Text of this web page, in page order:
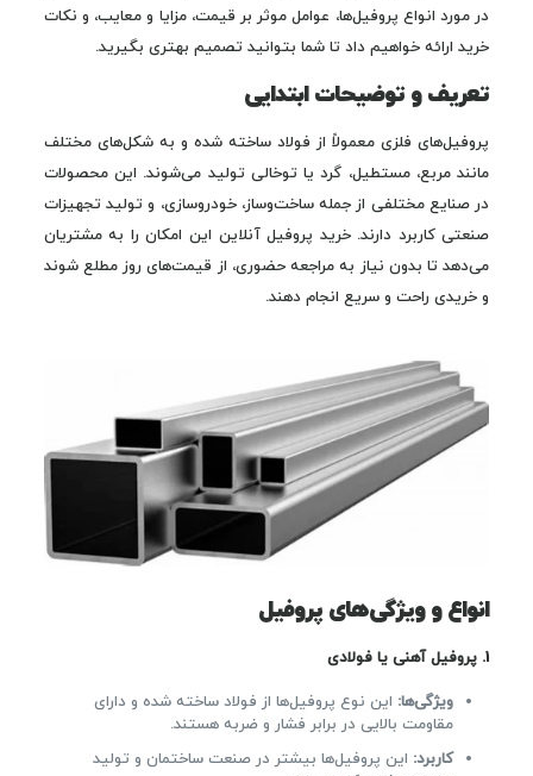
در مورد انواع پروفیل‌ها، عوامل موثر بر قیمت، مزایا و معایب، و نکات
خرید ارائه خواهیم داد تا شما بتوانید تصمیم بهتری بگیرید.
تعریف و توضیحات ابتدایی
پروفیل‌های فلزی معمولاً از فولاد ساخته شده و به شکل‌های مختلف
مانند مربع، مستطیل، گرد یا توخالی تولید می‌شوند. این محصولات
در صنایع مختلفی از جمله ساخت‌وساز، خودروسازی، و تولید تجهیزات
صنعتی کاربرد دارند. خرید پروفیل آنلاین این امکان را به مشتریان
می‌دهد تا بدون نیاز به مراجعه حضوری، از قیمت‌های روز مطلع شوند
و خریدی راحت و سریع انجام دهند.
انواع و ویژگی‌های پروفیل
1. پروفیل آهنی یا فولادی
ویژگی‌ها: این نوع پروفیل‌ها از فولاد ساخته شده و دارای
مقاومت بالایی در برابر فشار و ضربه هستند.
کاربرد: این پروفیل‌ها بیشتر در صنعت ساختمان و تولید